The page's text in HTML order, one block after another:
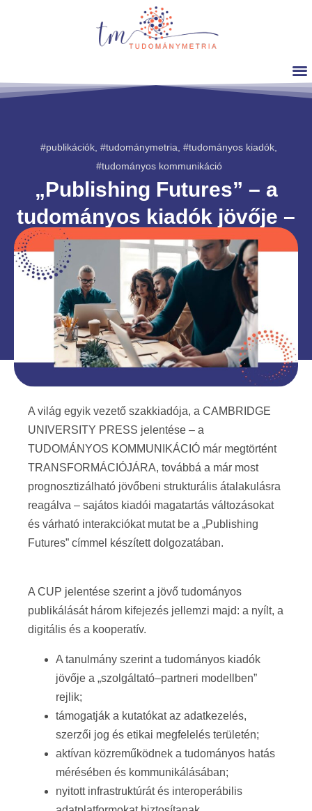
„Publishing Futures” – a
tudományos kiadók jövője –
prognózis
Dr. Sipos Anna Magdolna 2025. november. 17.
#publikációk #tudománymetria #tudományos kiadók
#tudományos kommunikáció
A világ egyik vezető szakkiadója, a CAMBRIDGE
UNIVERSITY PRESS jelentése – a
TUDOMÁNYOS KOMMUNIKÁCIÓ már megtörtént
TRANSFORMÁCIÓJÁRA, továbbá a már most
prognosztizálható jövőbeni strukturális átalakulásra
reagálva – sajátos kiadói magatartás változásokat
és várható interakciókat mutat be a „Publishing
Futures” címmel készített dolgozatában.
A CUP jelentése szerint a jövő tudományos
publikálását három kifejezés jellemzi majd: a nyílt, a
digitális és a kooperatív.
A tanulmány szerint a tudományos kiadók
jövője a „szolgáltató–partneri modellben”
rejlik;
támogatják a kutatókat az adatkezelés,
szerzői jog és etikai megfelelés területén;
aktívan közreműködnek a tudományos hatás
mérésében és kommunikálásában;
nyitott infrastruktúrát és interoperábilis